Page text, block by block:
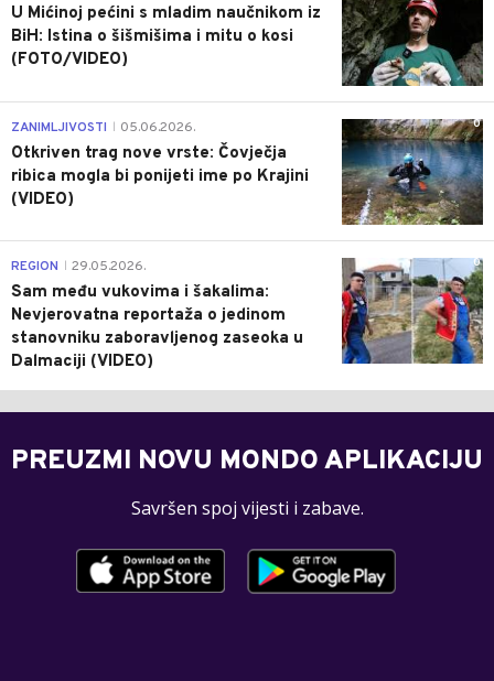
U Mićinoj pećini s mladim naučnikom iz
BiH: Istina o šišmišima i mitu o kosi
(FOTO/VIDEO)
0
ZANIMLJIVOSTI 05.06.2026.
Otkriven trag nove vrste: Čovječja
ribica mogla bi ponijeti ime po Krajini
(VIDEO)
0
REGION 29.05.2026.
Sam među vukovima i šakalima:
Nevjerovatna reportaža o jedinom
stanovniku zaboravljenog zaseoka u
Dalmaciji (VIDEO)
PREUZMI NOVU MONDO APLIKACIJU
Savršen spoj vijesti i zabave.